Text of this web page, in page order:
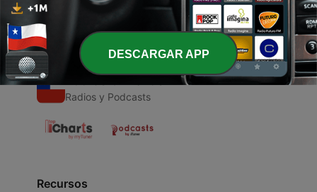
Radios y Podcasts
Recursos
DESCARGAR APP